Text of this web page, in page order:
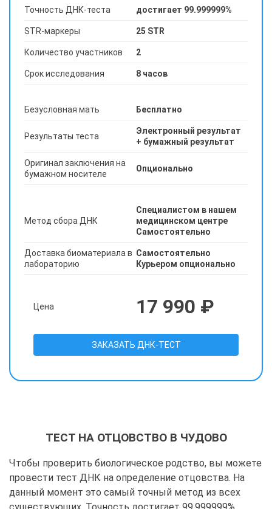
Точность ДНК-теста достигает 99.999999%
STR-маркеры 25 STR
Количество участников 2
Срок исследования 8 часов
Безусловная мать Бесплатно
Результаты теста
Электронный результат
+ бумажный результат
Оригинал заключения на
бумажном носителе
Опционально
Метод сбора ДНК
Специалистом в нашем
медицинском центре
Самостоятельно
Доставка биоматериала в
лабораторию
Самостоятельно
Курьером опционально
Цена 17 990 ₽
ЗАКАЗАТЬ ДНК-ТЕСТ
ТЕСТ НА ОТЦОВСТВО В ЧУДОВО
Чтобы проверить биологическое родство, вы можете
провести тест ДНК на определение отцовства. На
данный момент это самый точный метод из всех
существующих. Точность достигает 99,999999%.